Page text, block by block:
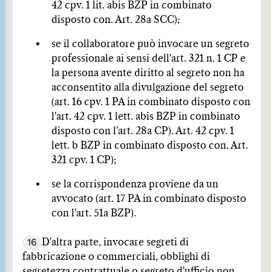
42 cpv. 1 lit. abis BZP in combinato
disposto con. Art. 28a SCC);
se il collaboratore può invocare un segreto
professionale ai sensi dell'art. 321 n. 1 CP e
la persona avente diritto al segreto non ha
acconsentito alla divulgazione del segreto
(art. 16 cpv. 1 PA in combinato disposto con
l'art. 42 cpv. 1 lett. abis BZP in combinato
disposto con l'art. 28a CP). Art. 42 cpv. 1
lett. b BZP in combinato disposto con. Art.
321 cpv. 1 CP);
se la corrispondenza proviene da un
avvocato (art. 17 PA in combinato disposto
con l'art. 51a BZP).
16
D'altra parte, invocare segreti di
fabbricazione o commerciali, obblighi di